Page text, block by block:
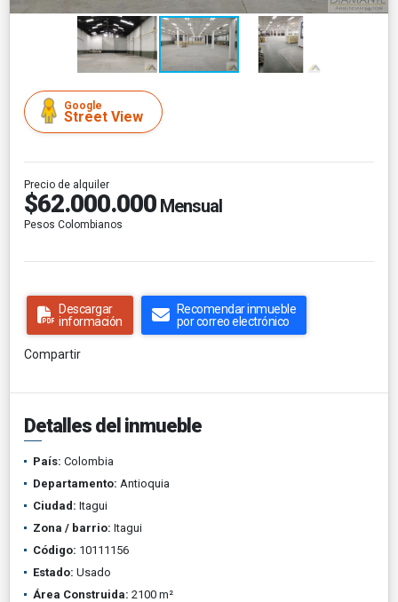
Google
Street View
Precio de alquiler
$62.000.000 Mensual
Pesos Colombianos
Descargar
información
Recomendar inmueble
por correo electrónico
Compartir
Detalles del inmueble
País: Colombia
Departamento: Antioquia
Ciudad: Itagui
Zona / barrio: Itagui
Código: 10111156
Estado: Usado
Área Construida: 2100 m²